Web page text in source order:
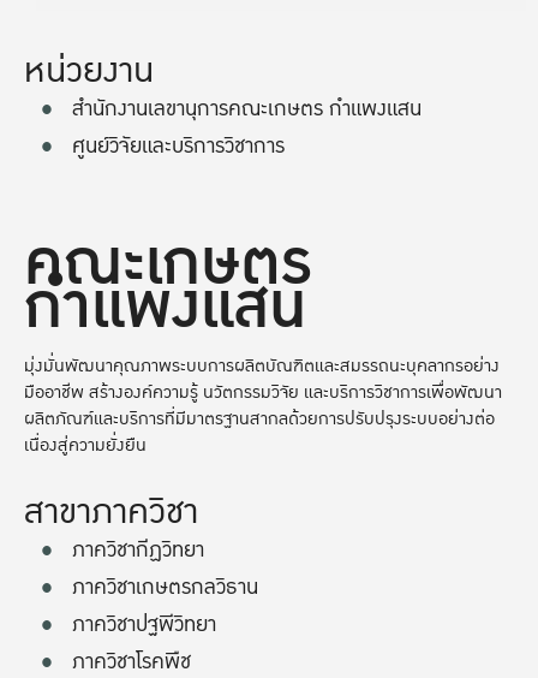
คณะเกษตร
กำแพงแสน
มุ่งมั่นพัฒนาคุณภาพระบบการผลิตบัณฑิตและสมรรถนะบุคลากรอย่าง
มืออาชีพ สร้างองค์ความรู้ นวัตกรรมวิจัย และบริการวิชาการเพื่อพัฒนา
ผลิตภัณฑ์และบริการที่มีมาตรฐานสากลด้วยการปรับปรุงระบบอย่างต่อ
เนื่องสู่ความยั่งยืน
สาขาภาควิชา
ภาควิชากีฏวิทยา
ภาควิชาเกษตรกลวิธาน
ภาควิชาปฐพีวิทยา
ภาควิชาโรคพืช
หน่วยงาน
สำนักงานเลขานุการคณะเกษตร กำแพงแสน
ศูนย์วิจัยและบริการวิชาการ